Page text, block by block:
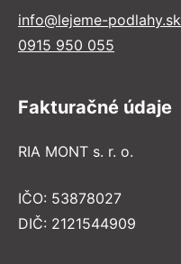
info@lejeme-podlahy.sk
0915 950 055
Fakturačné údaje
RIA MONT s. r. o.
IČO: 53878027
DIČ: 2121544909